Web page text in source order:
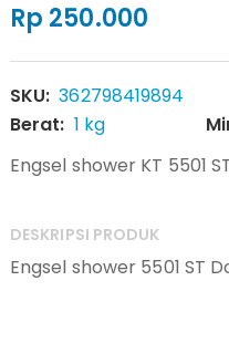
Rp 250.000
SKU: 362798419894
Berat: 1 kg
Engsel shower KT 5501
DESKRIPSI PRODUK
Engsel shower 5501 ST